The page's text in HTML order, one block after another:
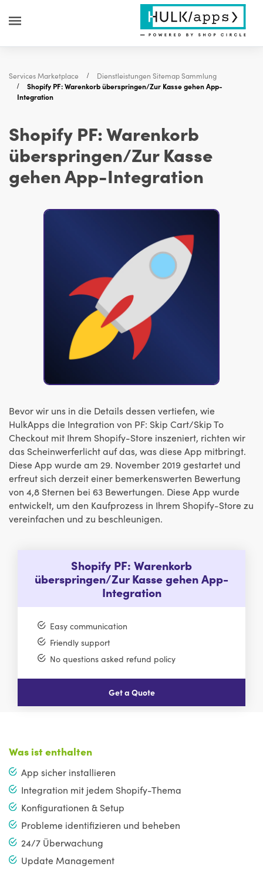
Services Marketplace
Dienstleistungen Sitemap Sammlung
Shopify PF: Warenkorb überspringen/Zur Kasse gehen App-
Integration
Shopify PF: Warenkorb
überspringen/Zur Kasse
gehen App-Integration
Bevor wir uns in die Details dessen vertiefen, wie
HulkApps die Integration von PF: Skip Cart/Skip To
Checkout mit Ihrem Shopify-Store inszeniert, richten wir
das Scheinwerferlicht auf das, was diese App mitbringt.
Diese App wurde am 29. November 2019 gestartet und
erfreut sich derzeit einer bemerkenswerten Bewertung
von 4,8 Sternen bei 63 Bewertungen. Diese App wurde
entwickelt, um den Kaufprozess in Ihrem Shopify-Store zu
vereinfachen und zu beschleunigen.
Shopify PF: Warenkorb
überspringen/Zur Kasse gehen App-
Integration
Easy communication
Friendly support
No questions asked refund policy
Get a Quote
Was ist enthalten
App sicher installieren
Integration mit jedem Shopify-Thema
Konfigurationen & Setup
Probleme identifizieren und beheben
24/7 Überwachung
Update Management